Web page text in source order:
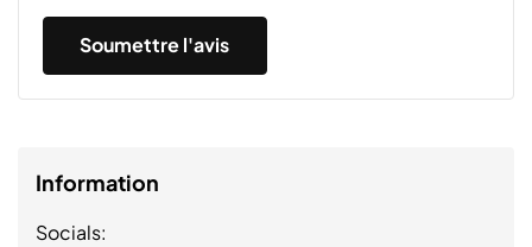
Information
Socials: